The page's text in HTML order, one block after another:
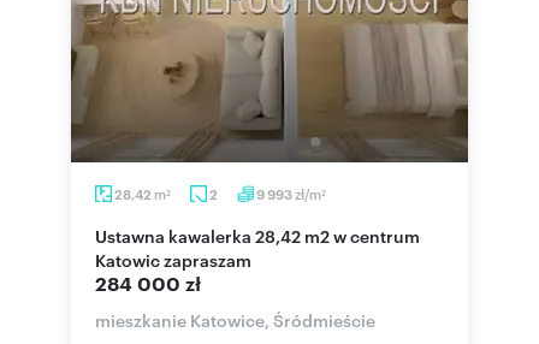
28,42 m2 2 9 993zł/m2
Ustawna kawalerka 28,42 m2 w centrum
Katowic zapraszam
284 000 zł
mieszkanie Katowice, Śródmieście